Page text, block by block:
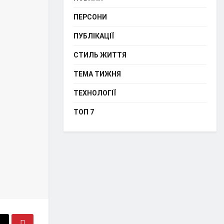
ПЕРСОНИ
ПУБЛІКАЦІЇ
СТИЛЬ ЖИТТЯ
ТЕМА ТИЖНЯ
ТЕХНОЛОГІЇ
ТОП 7